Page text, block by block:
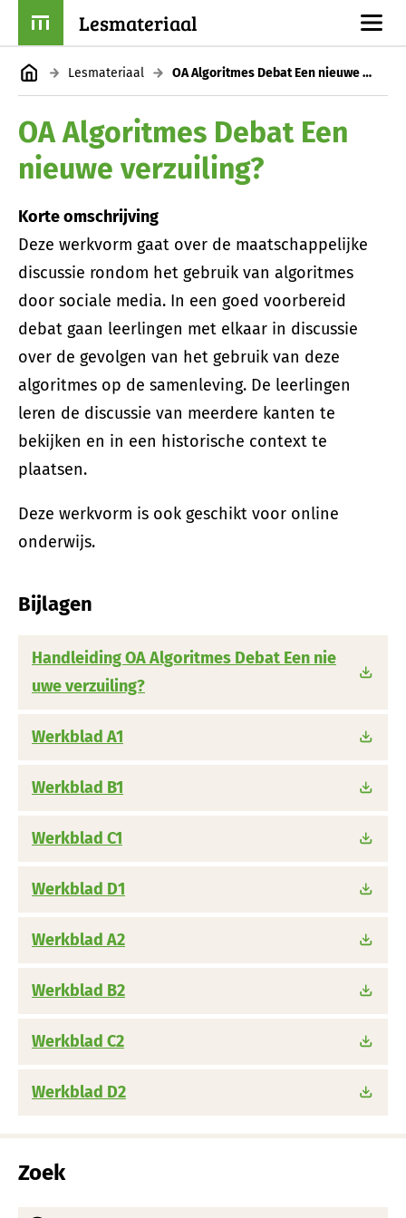
Lesmateriaal
Lesmateriaal OA Algoritmes Debat Een nieuwe verzuiling?
OA Algoritmes Debat Een
nieuwe verzuiling?
Korte omschrijving
Deze werkvorm gaat over de maatschappelijke
discussie rondom het gebruik van algoritmes
door sociale media. In een goed voorbereid
debat gaan leerlingen met elkaar in discussie
over de gevolgen van het gebruik van deze
algoritmes op de samenleving. De leerlingen
leren de discussie van meerdere kanten te
bekijken en in een historische context te
plaatsen.
Deze werkvorm is ook geschikt voor online
onderwijs.
Bijlagen
Handleiding OA Algoritmes Debat Een nie
uwe verzuiling?
Werkblad A1
Werkblad B1
Werkblad C1
Werkblad D1
Werkblad A2
Werkblad B2
Werkblad C2
Werkblad D2
Zoek